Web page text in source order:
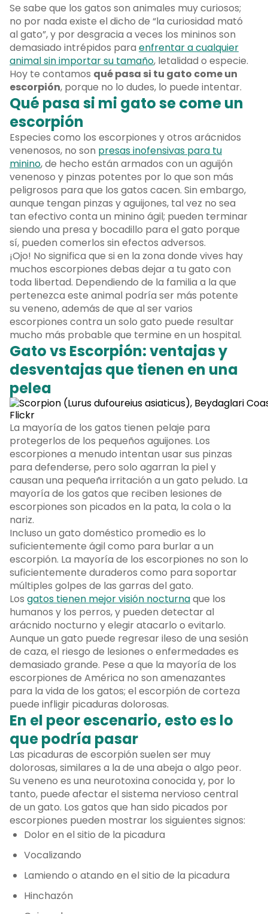
Se sabe que los gatos son animales muy curiosos;
no por nada existe el dicho de “la curiosidad mató
al gato”, y por desgracia a veces los mininos son
demasiado intrépidos para enfrentar a cualquier
animal sin importar su tamaño, letalidad o especie.
Hoy te contamos qué pasa si tu gato come un
escorpión, porque no lo dudes, lo puede intentar.
Qué pasa si mi gato se come un
escorpión
Especies como los escorpiones y otros arácnidos
venenosos, no son presas inofensivas para tu
minino, de hecho están armados con un aguijón
venenoso y pinzas potentes por lo que son más
peligrosos para que los gatos cacen. Sin embargo,
aunque tengan pinzas y aguijones, tal vez no sea
tan efectivo conta un minino ágil; pueden terminar
siendo una presa y bocadillo para el gato porque
sí, pueden comerlos sin efectos adversos.
¡Ojo! No significa que si en la zona donde vives hay
muchos escorpiones debas dejar a tu gato con
toda libertad. Dependiendo de la familia a la que
pertenezca este animal podría ser más potente
su veneno, además de que al ser varios
escorpiones contra un solo gato puede resultar
mucho más probable que termine en un hospital.
Gato vs Escorpión: ventajas y
desventajas que tienen en una
pelea
La mayoría de los gatos tienen pelaje para
protegerlos de los pequeños aguijones. Los
escorpiones a menudo intentan usar sus pinzas
para defenderse, pero solo agarran la piel y
causan una pequeña irritación a un gato peludo. La
mayoría de los gatos que reciben lesiones de
escorpiones son picados en la pata, la cola o la
nariz.
Incluso un gato doméstico promedio es lo
suficientemente ágil como para burlar a un
escorpión. La mayoría de los escorpiones no son lo
suficientemente duraderos como para soportar
múltiples golpes de las garras del gato.
Los gatos tienen mejor visión nocturnaque los
humanos y los perros, y pueden detectar al
arácnido nocturno y elegir atacarlo o evitarlo.
Aunque un gato puede regresar ileso de una sesión
de caza, el riesgo de lesiones o enfermedades es
demasiado grande. Pese a que la mayoría de los
escorpiones de América no son amenazantes
para la vida de los gatos; el escorpión de corteza
puede infligir picaduras dolorosas.
En el peor escenario, esto es lo
que podría pasar
Las picaduras de escorpión suelen ser muy
dolorosas, similares a la de una abeja o algo peor.
Su veneno es una neurotoxina conocida y, por lo
tanto, puede afectar el sistema nervioso central
de un gato. Los gatos que han sido picados por
escorpiones pueden mostrar los siguientes signos:
Dolor en el sitio de la picadura
Vocalizando
Lamiendo o atando en el sitio de la picadura
Hinchazón